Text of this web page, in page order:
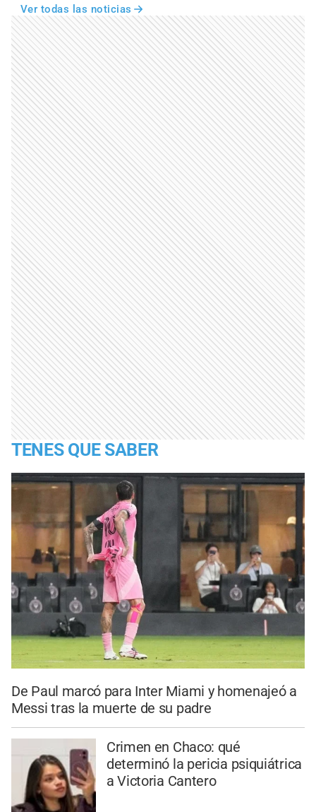
Ver todas las noticias
TENES QUE SABER
De Paul marcó para Inter Miami y homenajeó a
Messi tras la muerte de su padre
Crimen en Chaco: qué
determinó la pericia psiquiátrica
a Victoria Cantero